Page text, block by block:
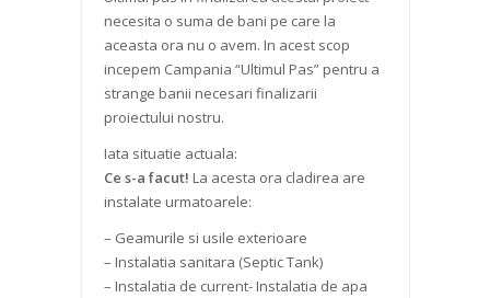
necesita o suma de bani pe care la
aceasta ora nu o avem. In acest scop
incepem Campania “Ultimul Pas” pentru a
strange banii necesari finalizarii
proiectului nostru.
Iata situatie actuala:
Ce s-a facut! La acesta ora cladirea are
instalate urmatoarele:
– Geamurile si usile exterioare
– Instalatia sanitara (Septic Tank)
– Instalatia de current- Instalatia de apa